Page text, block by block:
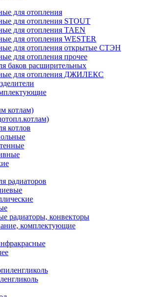
для отопления
для отопления STOUT
для отопления TAEN
для отопления WESTER
для отопления открытые СТЭН
для отопления прочее
баков расширительных
для отопления ДЖИЛЕКС
котлам)
котлов
радиаторов
радиаторы, конвекторы
комплектующие